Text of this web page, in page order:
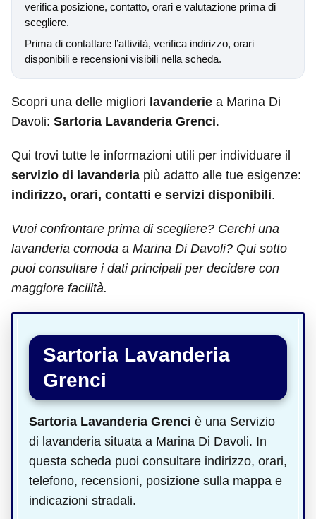
verifica posizione, contatto, orari e valutazione prima di
scegliere.
Prima di contattare l’attività, verifica indirizzo, orari
disponibili e recensioni visibili nella scheda.
Scopri una delle migliori lavanderie a Marina Di
Davoli: Sartoria Lavanderia Grenci.
Qui trovi tutte le informazioni utili per individuare il
servizio di lavanderia più adatto alle tue esigenze:
indirizzo, orari, contatti e servizi disponibili.
Vuoi confrontare prima di scegliere? Cerchi una
lavanderia comoda a Marina Di Davoli? Qui sotto
puoi consultare i dati principali per decidere con
maggiore facilità.
Sartoria Lavanderia
Grenci
Sartoria Lavanderia Grenci è una Servizio
di lavanderia situata a Marina Di Davoli. In
questa scheda puoi consultare indirizzo, orari,
telefono, recensioni, posizione sulla mappa e
indicazioni stradali.